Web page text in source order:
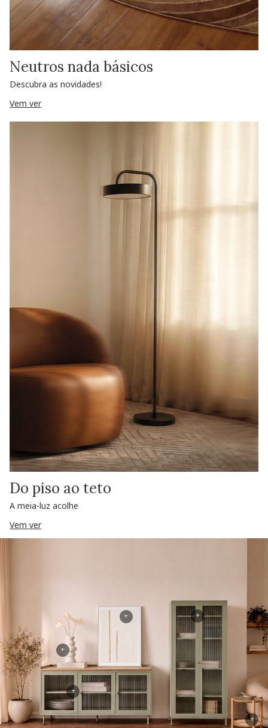
Neutros nada básicos
Descubra as novidades!
Vem ver
Do piso ao teto
A meia-luz acolhe
Vem ver
+
+
+
+
+